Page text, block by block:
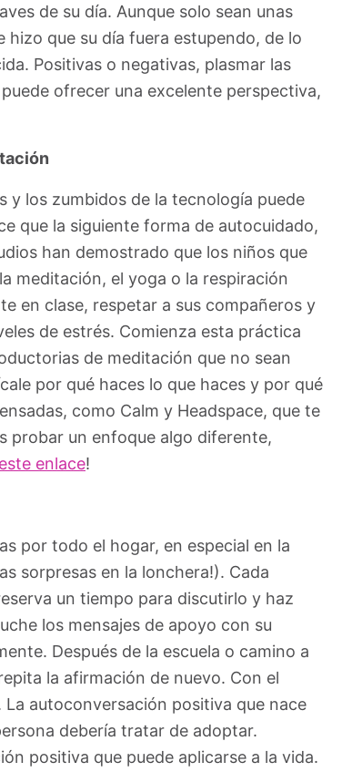
de su día. Aunque solo sean unas
que su día fuera estupendo, de lo
Positivas o negativas, plasmar las
ofrecer una excelente perspectiva,
y los zumbidos de la tecnología puede
que la siguiente forma de autocuidado,
han demostrado que los niños que
meditación, el yoga o la respiración
en clase, respetar a sus compañeros y
de estrés. Comienza esta práctica
de meditación que no sean
por qué haces lo que haces y por qué
como Calm y Headspace, que te
probar un enfoque algo diferente,
este enlace!
por todo el hogar, en especial en la
sorpresas en la lonchera!). Cada
un tiempo para discutirlo y haz
los mensajes de apoyo con su
Después de la escuela o camino a
la afirmación de nuevo. Con el
autoconversación positiva que nace
debería tratar de adoptar.
positiva que puede aplicarse a la vida.